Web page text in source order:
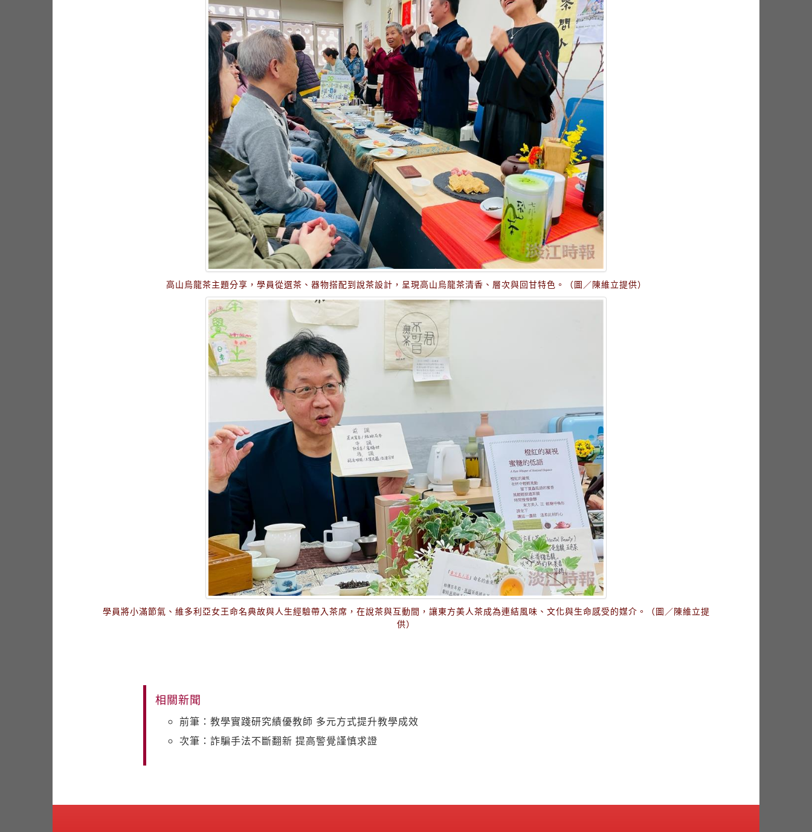
高山烏龍茶主題分享，學員從選茶、器物搭配到說茶設計，呈現高山烏龍茶清香、層次與回甘特色。（圖／陳維立提供）
學員將小滿節氣、維多利亞女王命名典故與人生經驗帶入茶席，在說茶與互動間，讓東方美人茶成為連結風味、文化與生命感受的媒介。（圖／陳維立提
供）
相關新聞
前筆：教學實踐研究績優教師 多元方式提升教學成效
次筆：詐騙手法不斷翻新 提高警覺謹慎求證